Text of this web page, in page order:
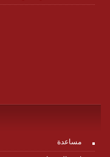
مساعدة